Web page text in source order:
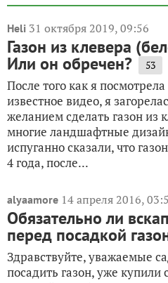
Heli 31 октября 2019, 09:56
Газон из клевера
Или он обречен? 53
После того как я
известное видео, я
желанием сделать газон из
многие ландшафтные
испуганно сказали, что
4 года, после...
alyaamore 14 апреля 2016,
Обязательно ли
перед посадкой
Здравствуйте, уважаемые
посадить газон, уже